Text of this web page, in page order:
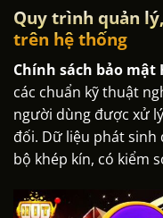
Quy trình quản
trên hệ thống
Chính sách bảo mật
các chuẩn kỹ thuật
người dùng được xử
đối. Dữ liệu phát sinh
bộ khép kín, có kiểm